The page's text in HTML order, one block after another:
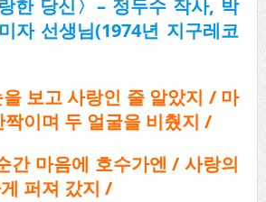
한 당신〉– 정두수 작사, 박
자 선생님(1974년 지구레코
보고 사랑인 줄 알았지 / 마
이며 두 얼굴을 비췄지 /
간 마음에 호수가엔 / 사랑의
퍼져 갔지 /